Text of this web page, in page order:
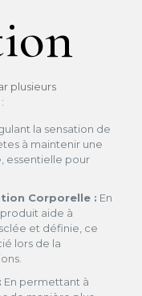
plusieurs
la sensation de
à maintenir une
essentielle pour
Corporelle : En
aide à
et définie, ce
lors de la
En permettant à